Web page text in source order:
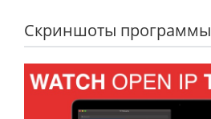
Скриншоты программы